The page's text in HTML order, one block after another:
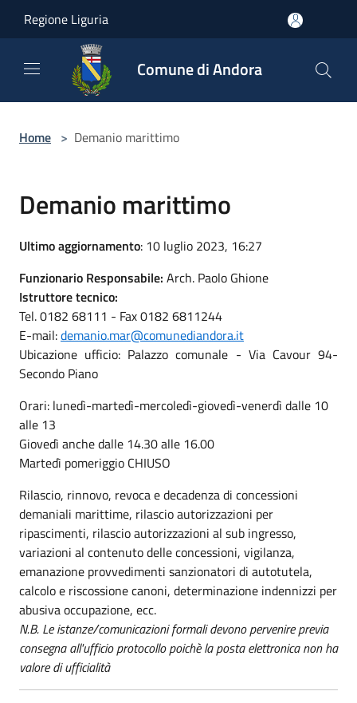
Regione Liguria
Comune di Andora
Home > Demanio marittimo
Demanio marittimo
Ultimo aggiornamento: 10 luglio 2023, 16:27
Funzionario Responsabile: Arch. Paolo Ghione
Istruttore tecnico:
Tel. 0182 68111 - Fax 0182 6811244
E-mail:demanio.mar@comunediandora.it
Ubicazione ufficio: Palazzo comunale - Via Cavour 94-
Secondo Piano
Orari: lunedì-martedì-mercoledì-giovedì-venerdì dalle 10
alle 13
Giovedì anche dalle 14.30 alle 16.00
Martedì pomeriggio CHIUSO
Rilascio, rinnovo, revoca e decadenza di concessioni
demaniali marittime, rilascio autorizzazioni per
ripascimenti, rilascio autorizzazioni al sub ingresso,
variazioni al contenuto delle concessioni, vigilanza,
emanazione provvedimenti sanzionatori di autotutela,
calcolo e riscossione canoni, determinazione indennizzi per
abusiva occupazione, ecc.
N.B. Le istanze/comunicazioni formali devono pervenire previa
consegna all'ufficio protocollo poichè la posta elettronica non ha
valore di ufficialità